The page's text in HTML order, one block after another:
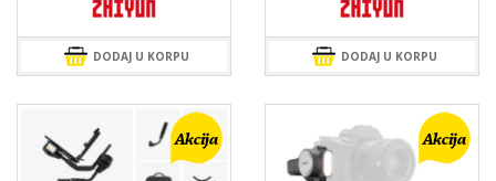
bila
je:
2.599,00 KM.
1.399,00 KM.
DODAJ U KORPU
bila
je:
1.199,00 KM.
DODAJ U KORPU